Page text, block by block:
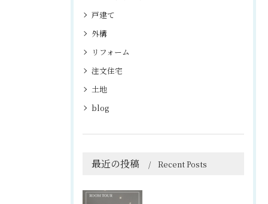
戸建て
外構
リフォーム
注文住宅
土地
blog
最近の投稿 Recent Posts